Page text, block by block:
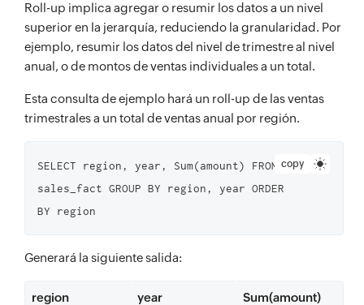
Roll-up implica agregar o resumir los datos a un nivel
superior en la jerarquía, reduciendo la granularidad. Por
ejemplo, resumir los datos del nivel de trimestre al nivel
anual, o de montos de ventas individuales a un total.
Esta consulta de ejemplo hará un roll-up de las ventas
trimestrales a un total de ventas anual por región.
copy
SELECT region, year, Sum(amount) FROM
sales_fact GROUP BY region, year ORDER
BY region
Generará la siguiente salida:
region year Sum(amount)